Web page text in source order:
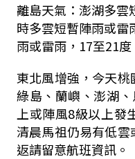
離島天氣：澎湖多雲
時多雲短暫陣雨或雷
雨或雷雨，17至21度
東北風增強，今天
綠島、蘭嶼、澎湖
上或陣風8級以上發
清晨馬祖仍易有低
返請留意航班資訊。